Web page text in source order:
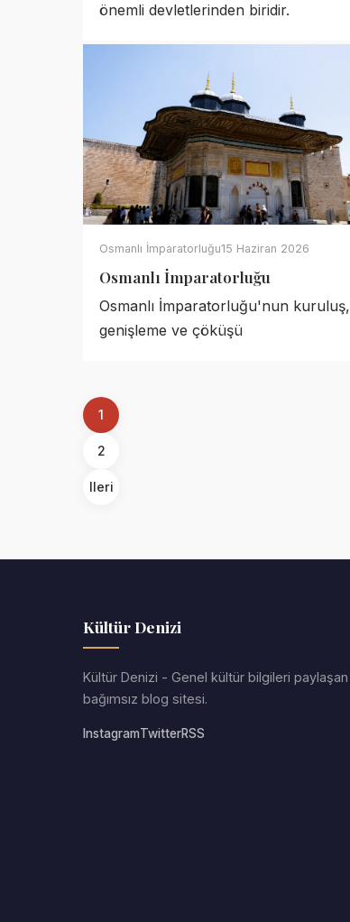
önemli devletlerinden biridir.
Osmanlı İmparatorluğu15 Haziran 2026
Osmanlı İmparatorluğu
Osmanlı İmparatorluğu'nun kuruluş,
genişleme ve çöküşü
1
2
Ileri
Kültür Denizi
Kültür Denizi - Genel kültür bilgileri paylaşan
bağımsız blog sitesi.
InstagramTwitterRSS